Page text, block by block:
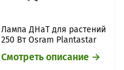
Лампа ДНаТ для растений
250 Вт Osram Plantastar
Смотреть описание →